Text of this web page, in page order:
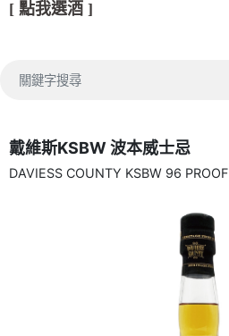
[ 點我選酒 ]
戴維斯KSBW 波本威士忌
DAVIESS COUNTY KSBW 96 PROOF